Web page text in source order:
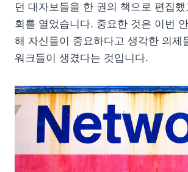
던 대자보들을 한 권의 책으로 편집
회를 열었습니다. 중요한 것은 이번
해 자신들이 중요하다고 생각한 의제
워크들이 생겼다는 것입니다.